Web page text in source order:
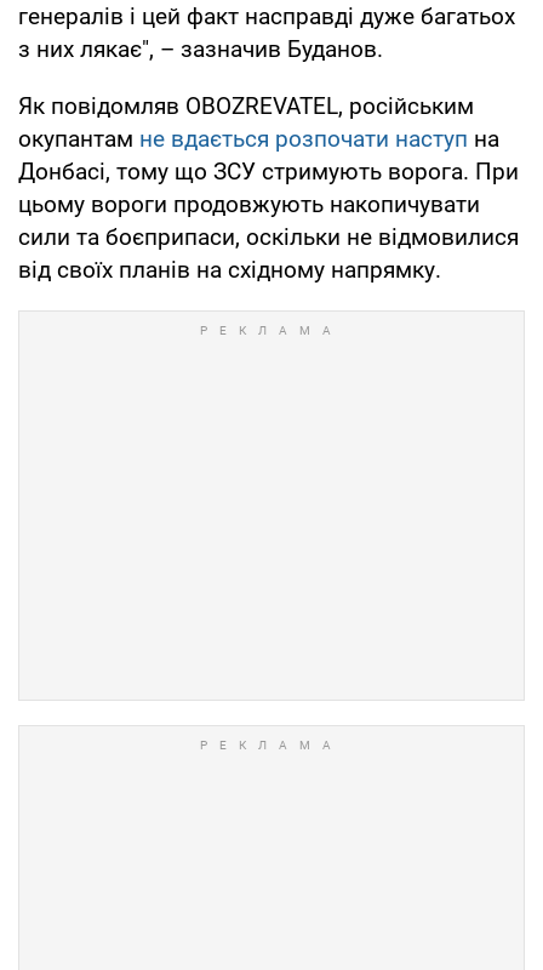
генералів і цей факт насправді дуже багатьох
з них лякає", – зазначив Буданов.
Як повідомляв OBOZREVATEL, російським
окупантам не вдається розпочати наступ на
Донбасі, тому що ЗСУ стримують ворога. При
цьому вороги продовжують накопичувати
сили та боєприпаси, оскільки не відмовилися
від своїх планів на східному напрямку.